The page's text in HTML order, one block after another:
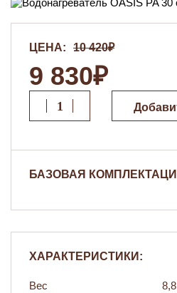
ЦЕНА: 10 420₽
9 830₽
БАЗОВАЯ
ХАРАКТЕРИСТИКИ:
Вес
8,8